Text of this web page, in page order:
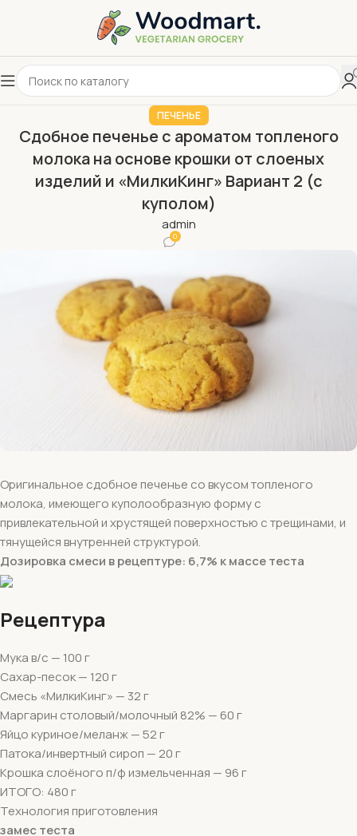
ПЕЧЕНЬЕ
Сдобное печенье с ароматом топленого
молока на основе крошки от слоеных
изделий и «МилкиКинг» Вариант 2 (с
куполом)
admin
0
Оригинальное сдобное печенье со вкусом топленого
молока, имеющего куполообразную форму с
привлекательной и хрустящей поверхностью с трещинами, и
тянущейся внутренней структурой.
Дозировка смеси в рецептуре: 6,7% к массе теста
Рецептура
Мука в/с — 100 г
Сахар-песок — 120 г
Смесь «МилкиКинг» — 32 г
Маргарин столовый/молочный 82% — 60 г
Яйцо куриное/меланж — 52 г
Патока/инвертный сироп — 20 г
Крошка слоёного п/ф измельченная — 96 г
ИТОГО: 480 г
Технология приготовления
замес теста